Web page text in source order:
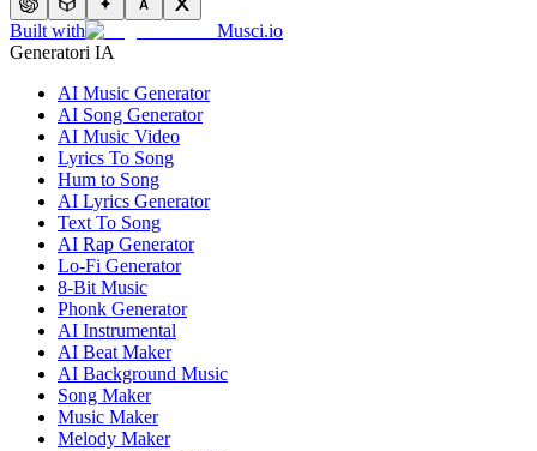
Built with
Musci.io
Generatori IA
AI Music Generator
AI Song Generator
AI Music Video
Lyrics To Song
Hum to Song
AI Lyrics Generator
Text To Song
AI Rap Generator
Lo-Fi Generator
8-Bit Music
Phonk Generator
AI Instrumental
AI Beat Maker
AI Background Music
Song Maker
Music Maker
Melody Maker